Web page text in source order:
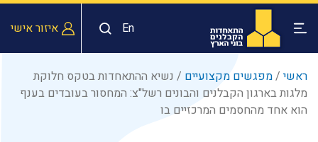
En איזור אישי
ראשי /מפגשים מקצועיים / נשיא ההתאחדות בטקס חלוקת
מלגות בארגון הקבלנים והבונים רשל"צ: המחסור בעובדים בענף
הוא אחד מהחסמים המרכזיים בו